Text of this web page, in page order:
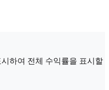
하여 전체 수익률을 표시할